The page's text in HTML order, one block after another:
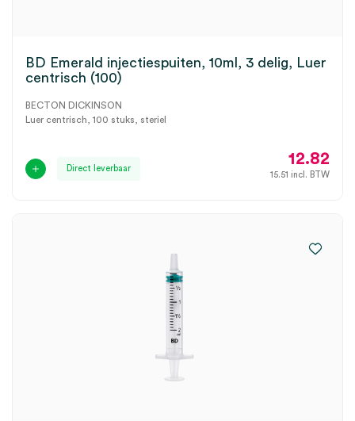
BD Emerald injectiespuiten, 10ml, 3 delig, Luer
centrisch (100)
BECTON DICKINSON
Luer centrisch, 100 stuks, steriel
Direct leverbaar
12.82
15.51 incl. BTW